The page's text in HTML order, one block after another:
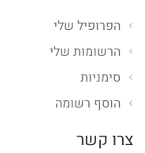
הפרופיל שלי
הרשומות שלי
סימניות
הוסף רשומה
צרו קשר